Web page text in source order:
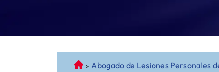
A » Abogado de Lesiones Personales